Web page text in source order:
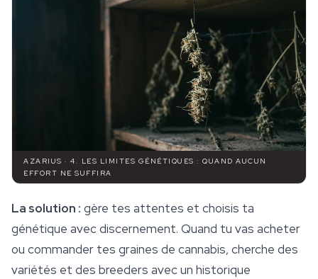
AZARIUS · 4. LES LIMITES GÉNÉTIQUES : QUAND AUCUN
EFFORT NE SUFFIRA
La solution : gère tes attentes et choisis ta
génétique avec discernement. Quand tu vas acheter
ou commander tes graines de cannabis, cherche des
variétés et des breeders avec un historique